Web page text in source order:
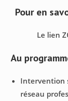
Pour en
Le lien
Au
Intervention
réseau